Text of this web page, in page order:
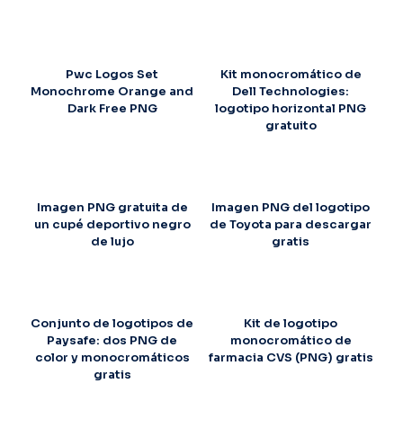
Pwc Logos Set
Monochrome Orange and
Dark Free PNG
Kit monocromático de
Dell Technologies:
logotipo horizontal PNG
gratuito
Imagen PNG gratuita de
un cupé deportivo negro
de lujo
Imagen PNG del logotipo
de Toyota para descargar
gratis
Conjunto de logotipos de
Paysafe: dos PNG de
color y monocromáticos
gratis
Kit de logotipo
monocromático de
farmacia CVS (PNG) gratis